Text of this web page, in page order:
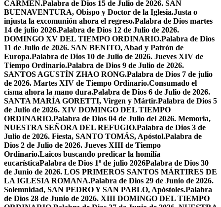
CARMEN.Palabra de Dios 15 de Julio de 2026. SAN
BUENAVENTURA, Obispo y Doctor de la Iglesia.Justa o
injusta la excomunión ahora el regreso.Palabra de Dios martes
14 de julio 2026.Palabra de Dios 12 de Julio de 2026.
DOMINGO XV DEL TIEMPO ORDINARIO.Palabra de Dios
11 de Julio de 2026. SAN BENITO, Abad y Patrón de
Europa.Palabra de Dios 10 de Julio de 2026. Jueves XIV de
Tiempo Ordinario.Palabra de Dios 9 de Julio de 2026.
SANTOS AGUSTÍN ZHAO RONG.Palabra de Dios 7 de julio
de 2026. Martes XIV de Tiempo Ordinario.Consumado el
cisma ahora la mano dura.Palabra de Dios 6 de Julio de 2026.
SANTA MARÍA GORETTI, Virgen y Mártir.Palabra de Dios 5
de Julio de 2026. XIV DOMINGO DEL TIEMPO
ORDINARIO.Palabra de Dios 04 de Julio del 2026. Memoria,
NUESTRA SEÑORA DEL REFUGIO.Palabra de Dios 3 de
Julio de 2026. Fiesta, SANTO TOMÁS, Apóstol.Palabra de
Dios 2 de Julio de 2026. Jueves XIII de Tiempo
Ordinario.Laicos buscando predicar la homilía
eucarísticaPalabra de Dios 1º de julio 2026Palabra de Dios 30
de Junio de 2026. LOS PRIMEROS SANTOS MÁRTIRES DE
LA IGLESIA ROMANA.Palabra de Dios 29 de Junio de 2026.
Solemnidad, SAN PEDRO Y SAN PABLO, Apóstoles.Palabra
de Dios 28 de Junio de 2026. XIII DOMINGO DEL TIEMPO